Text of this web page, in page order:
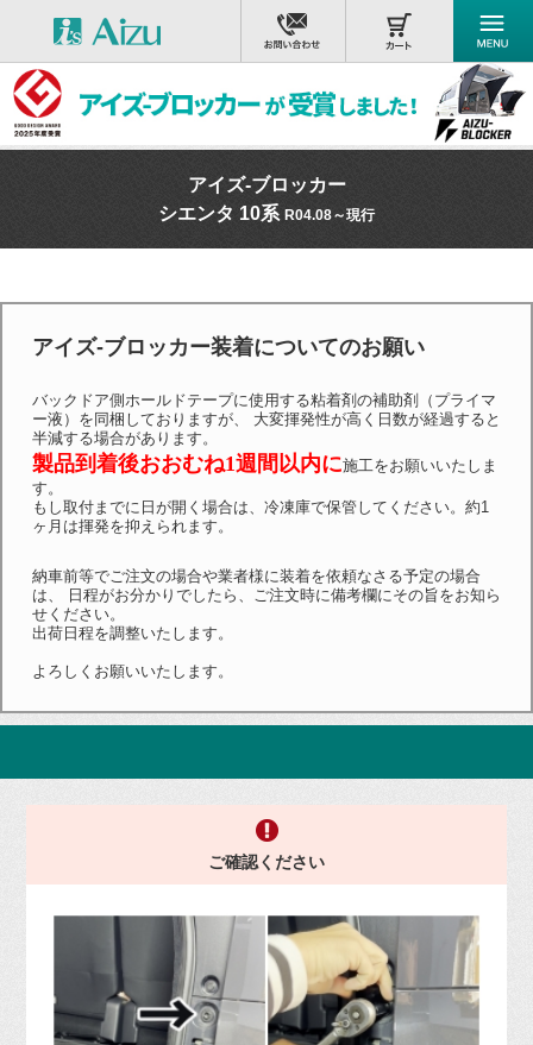
アイズ-ブロッカー
シエンタ 10系 R04.08～現行
アイズ-ブロッカー装着についてのお願い
バックドア側ホールドテープに使用する粘着剤の補助剤（プライマ
ー液）を同梱しておりますが、 大変揮発性が高く日数が経過すると
半減する場合があります。
製品到着後おおむね1週間以内に施工をお願いいたしま
す。
もし取付までに日が開く場合は、冷凍庫で保管してください。約1
ヶ月は揮発を抑えられます。
納車前等でご注文の場合や業者様に装着を依頼なさる予定の場合
は、 日程がお分かりでしたら、ご注文時に備考欄にその旨をお知ら
せください。
出荷日程を調整いたします。
よろしくお願いいたします。
ご確認ください